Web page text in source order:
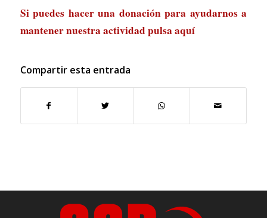
Si puedes hacer una donación para ayudarnos a
mantener nuestra actividad pulsa aquí
Compartir esta entrada